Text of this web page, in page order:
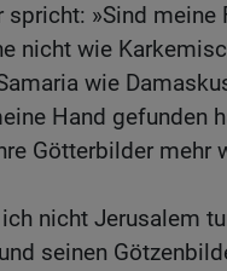
spricht: »Sind
nicht wie
wie
Hand gefunden
Götterbilder mehr
nicht Jerusalem
seinen